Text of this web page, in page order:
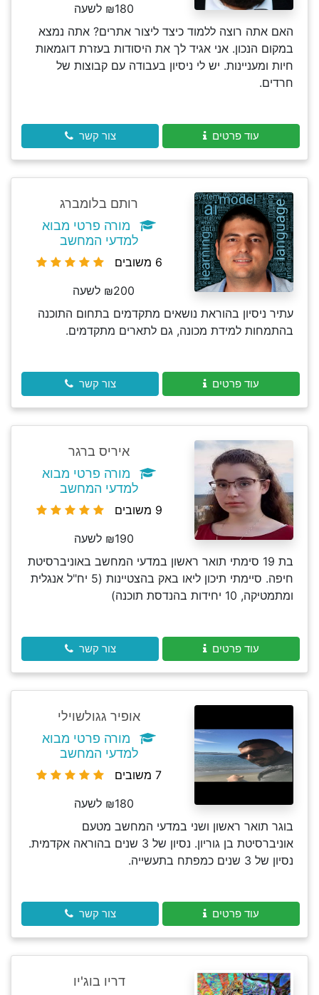
₪180 לשעה
האם אתה רוצה ללמוד כיצד ליצור אתרים? אתה נמצא
במקום הנכון. אני אגיד לך את היסודות בעזרת דוגמאות
חיות ומעניינות. יש לי ניסיון בעבודה עם קבוצות של
חרדים.
עוד פרטים צור קשר
רותם בלומברג
מורה פרטי מבוא
למדעי המחשב
6 משובים
₪200 לשעה
עתיר ניסיון בהוראת נושאים מתקדמים בתחום התוכנה
בהתמחות למידת מכונה, גם לתארים מתקדמים.
עוד פרטים צור קשר
איריס ברגר
מורה פרטי מבוא
למדעי המחשב
9 משובים
₪190 לשעה
בת 19 סימתי תואר ראשון במדעי המחשב באוניברסיטת
חיפה. סיימתי תיכון ליאו באק בהצטיינות (5 יח"ל אנגלית
ומתמטיקה, 10 יחידות בהנדסת תוכנה)
עוד פרטים צור קשר
אופיר גגולשוילי
מורה פרטי מבוא
למדעי המחשב
7 משובים
₪180 לשעה
בוגר תואר ראשון ושני במדעי המחשב מטעם
אוניברסיטת בן גוריון. נסיון של 3 שנים בהוראה אקדמית.
נסיון של 3 שנים כמפתח בתעשייה.
עוד פרטים צור קשר
דריו בוג'יו